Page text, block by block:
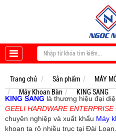
Trang chủ Sản phẩm
MÁY
Máy Khoan Bàn
KING SANG
KING SANG là thương hiệu đại
GEELI HARDWARE ENTERPRISE
chuyên nghiệp và xuất khẩu Máy
khoan ta rô nhiều trục tại Đài Loan.